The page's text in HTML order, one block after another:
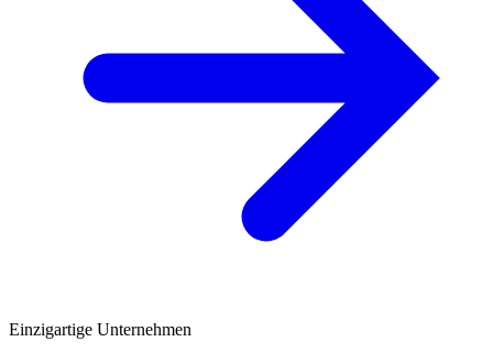
Einzigartige Unternehmen